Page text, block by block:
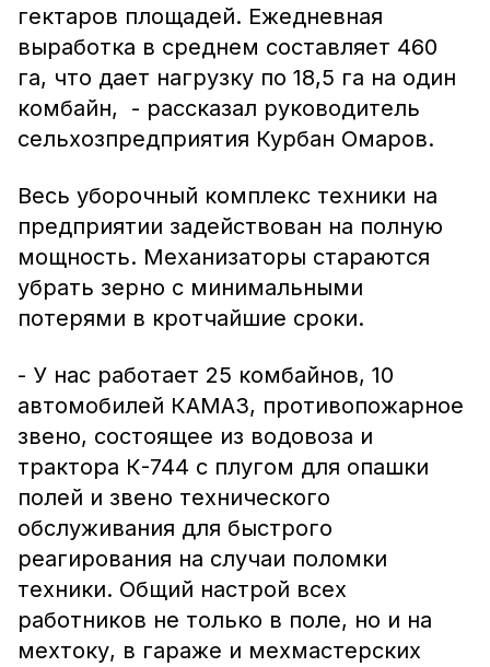
гектаров площадей. Ежедневная
выработка в среднем составляет 460
га, что дает нагрузку по 18,5 га на один
комбайн, - рассказал руководитель
сельхозпредприятия Курбан Омаров.
Весь уборочный комплекс техники на
предприятии задействован на полную
мощность. Механизаторы стараются
убрать зерно с минимальными
потерями в кротчайшие сроки.
- У нас работает 25 комбайнов, 10
автомобилей КАМАЗ, противопожарное
звено, состоящее из водовоза и
трактора К-744 с плугом для опашки
полей и звено технического
обслуживания для быстрого
реагирования на случаи поломки
техники. Общий настрой всех
работников не только в поле, но и на
мехтоку, в гараже и мехмастерских